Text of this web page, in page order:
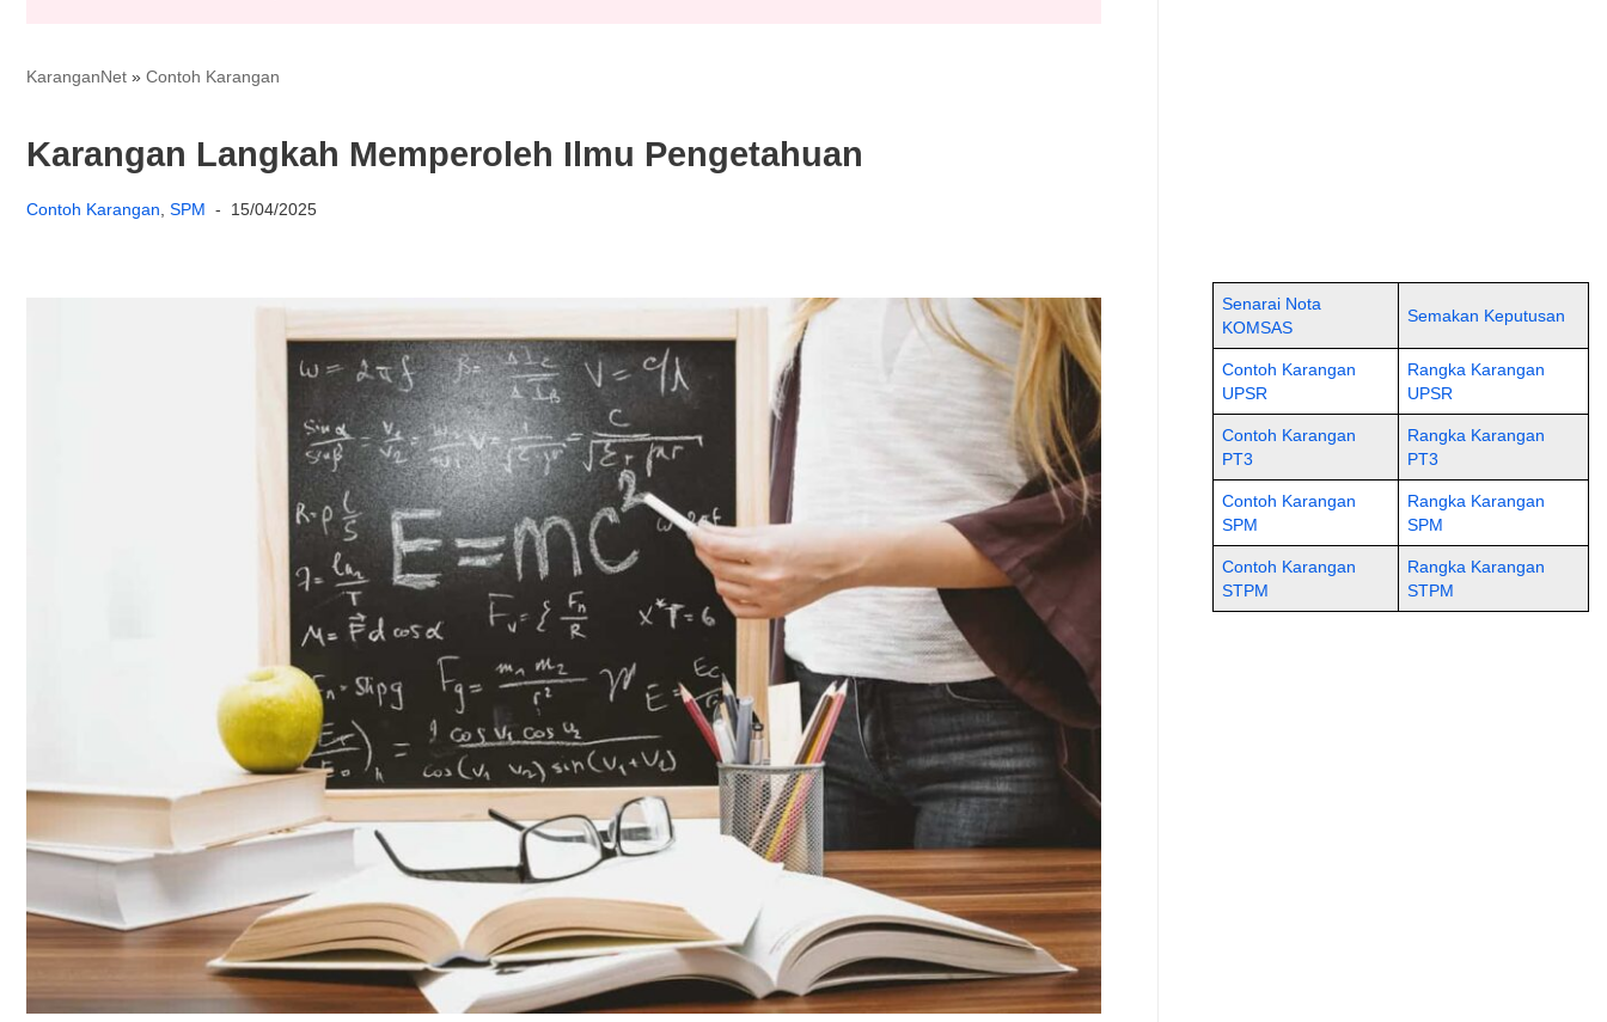
KaranganNet» Contoh Karangan
Karangan Langkah Memperoleh Ilmu Pengetahuan
Contoh Karangan SPM 15/04/2025
Senarai Nota
KOMSAS
Semakan Keputusan
Contoh Karangan
UPSR
Rangka Karangan
UPSR
Contoh Karangan
PT3
Rangka Karangan
PT3
Contoh Karangan
SPM
Rangka Karangan
SPM
Contoh Karangan
STPM
Rangka Karangan
STPM